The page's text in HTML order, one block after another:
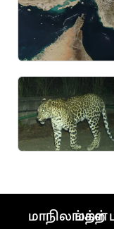
மாநிலங்கள்
மற்ற